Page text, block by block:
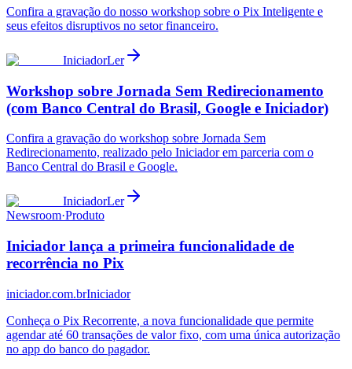
Confira a gravação do nosso workshop sobre o Pix Inteligente e
seus efeitos disruptivos no setor financeiro.
IniciadorLer
Workshop sobre Jornada Sem Redirecionamento
(com Banco Central do Brasil, Google e Iniciador)
Confira a gravação do workshop sobre Jornada Sem
Redirecionamento, realizado pelo Iniciador em parceria com o
Banco Central do Brasil e Google.
IniciadorLer
Newsroom·Produto
Iniciador lança a primeira funcionalidade de
recorrência no Pix
iniciador.com.brIniciador
Conheça o Pix Recorrente, a nova funcionalidade que permite
agendar até 60 transações de valor fixo, com uma única autorização
no app do banco do pagador.